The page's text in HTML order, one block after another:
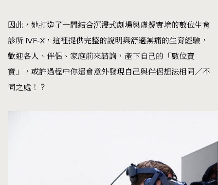
因此，她打造了一間結合沉浸式劇場與虛擬實境的數位生育
診所 IVF-X，這裡提供完整的說明與舒適無痛的生育經驗，
歡迎各人、伴侶、家庭前來諮詢，產下自己的「數位寶
寶」，或許過程中你還會意外發現自己與伴侶想法相同／不
同之處！？